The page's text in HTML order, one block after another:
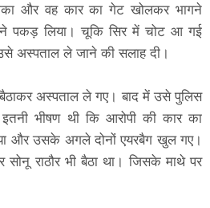
और वह कार का गेट खोलकर भागने
पकड़ लिया। चूकि सिर में चोट आ गई
अस्पताल ले जाने की सलाह दी।
अस्पताल ले गए। बाद में उसे पुलिस
भीषण थी कि आरोपी की कार का
और उसके अगले दोनों एयरबैग खुल गए।
राठौर भी बैठा था। जिसके माथे पर